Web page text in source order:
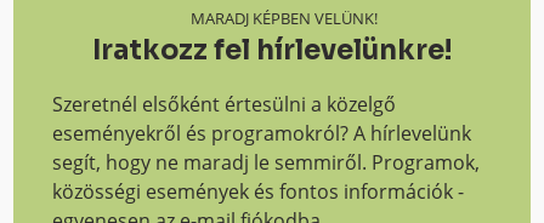
MARADJ KÉPBEN VELÜNK!
Iratkozz fel hírlevelünkre!
Szeretnél elsőként értesülni a közelgő
eseményekről és programokról? A hírlevelünk
segít, hogy ne maradj le semmiről. Programok,
közösségi események és fontos információk -